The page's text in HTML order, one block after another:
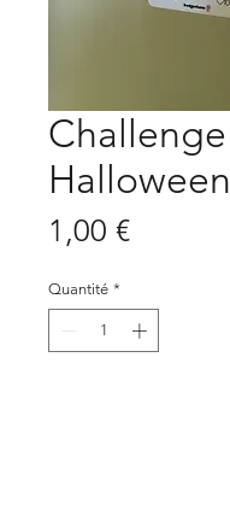
Challenge
Halloween
1,00 €Prix
Quantité *